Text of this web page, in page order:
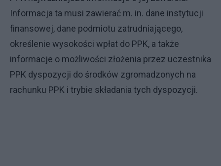
Informacja ta musi zawierać m. in. dane instytucji
finansowej, dane podmiotu zatrudniającego,
określenie wysokości wpłat do PPK, a także
informacje o możliwości złożenia przez uczestnika
PPK dyspozycji do środków zgromadzonych na
rachunku PPK i trybie składania tych dyspozycji.